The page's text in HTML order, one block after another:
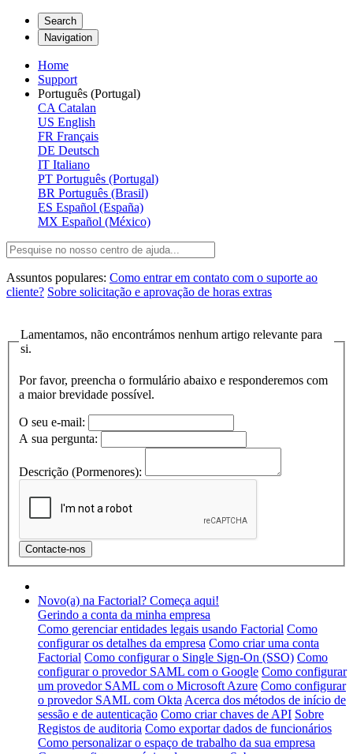
Search
Navigation
Home
Support
Português (Portugal)
CA Catalan
US English
FR Français
DE Deutsch
IT Italiano
PT Português (Portugal)
BR Português (Brasil)
ES Español (España)
MX Español (México)
Assuntos populares: Como entrar em contato com o suporte ao
cliente? Sobre solicitação e aprovação de horas extras
Lamentamos, não encontrámos nenhum artigo relevante para
si.
Por favor, preencha o formulário abaixo e responderemos com
a maior brevidade possível.
O seu e-mail:
A sua pergunta:
Descrição (Pormenores):
Novo(a) na Factorial? Começa aqui!
Gerindo a conta da minha empresa
Como gerenciar entidades legais usando Factorial Como
configurar os detalhes da empresa Como criar uma conta
Factorial Como configurar o Single Sign-On (SSO) Como
configurar o provedor SAML com o Google Como configurar
um provedor SAML com o Microsoft Azure Como configurar
o provedor SAML com Okta Acerca dos métodos de início de
sessão e de autenticação Como criar chaves de API Sobre
Registos de auditoria Como exportar dados de funcionários
Como personalizar o espaço de trabalho da sua empresa